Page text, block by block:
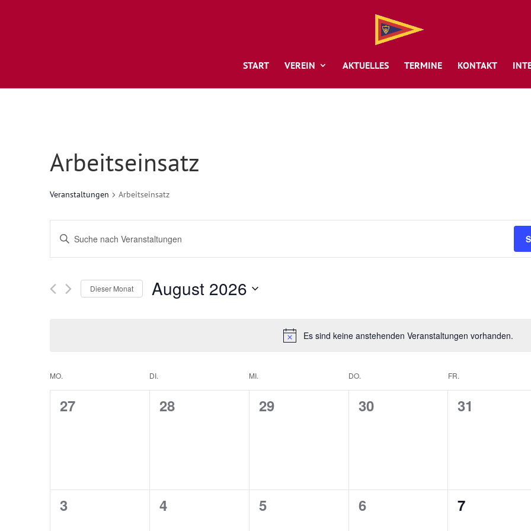
START VEREIN AKTUELLES TERMINE KONTAKT
Es sind keine anstehenden Veranstaltungen vorhanden.
Arbeitseinsatz
Veranstaltungen Arbeitseinsatz
Suche
und
Navigation
Bitte
Schlüsselwort
eingeben.
nach
Dieser Monat August 2026
Kalender
von
Veranstaltungen
MO. DI. MI. DO. FR.
0
27
0
28
0
29
0
30
0
31
0
3
0
4
0
5
0
6
0
7